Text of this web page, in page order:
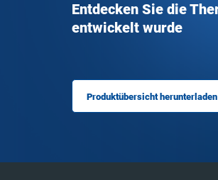
Entdecken Sie die
entwickelt wurde
Produktübersicht herunterladen